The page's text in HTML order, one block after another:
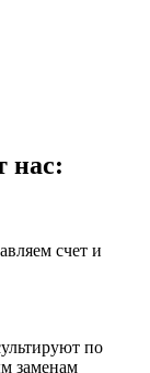
нас:
счет и
по
заменам